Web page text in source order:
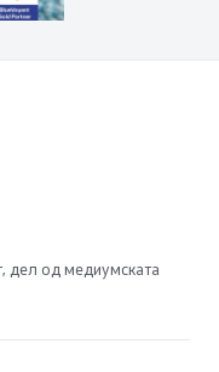
дел од медиумската